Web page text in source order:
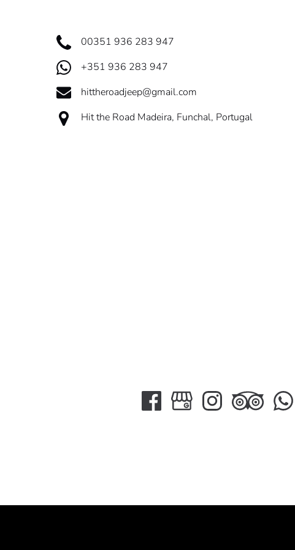
00351 936 283 947
+351 936 283 947
hittheroadjeep@gmail.com
Hit the Road Madeira, Funchal, Portugal